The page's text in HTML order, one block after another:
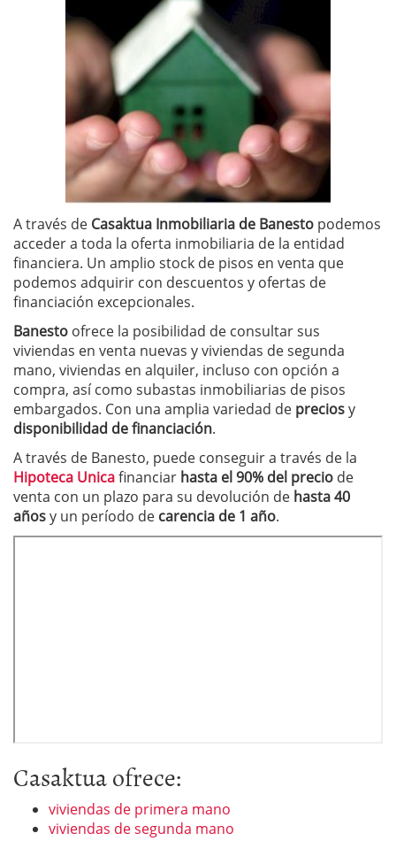
A través de Casaktua Inmobiliaria de Banesto podemos
acceder a toda la oferta inmobiliaria de la entidad
financiera. Un amplio stock de pisos en venta que
podemos adquirir con descuentos y ofertas de
financiación excepcionales.
Banesto ofrece la posibilidad de consultar sus
viviendas en venta nuevas y viviendas de segunda
mano, viviendas en alquiler, incluso con opción a
compra, así como subastas inmobiliarias de pisos
embargados. Con una amplia variedad de preciosy
disponibilidad de financiación.
A través de Banesto, puede conseguir a través de la
Hipoteca Unicafinanciar hasta el 90% del precio de
venta con un plazo para su devolución de hasta 40
añosy un período de carencia de 1 año.
Casaktua ofrece:
viviendas de primera mano
viviendas de segunda mano